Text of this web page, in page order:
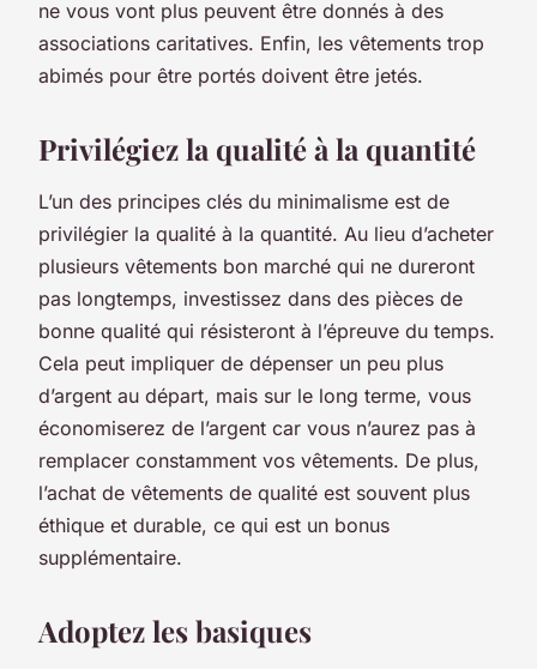
ne vous vont plus peuvent être donnés à des
associations caritatives. Enfin, les vêtements trop
abimés pour être portés doivent être jetés.
Privilégiez la qualité à la quantité
L’un des principes clés du minimalisme est de
privilégier la qualité à la quantité. Au lieu d’acheter
plusieurs vêtements bon marché qui ne dureront
pas longtemps, investissez dans des pièces de
bonne qualité qui résisteront à l’épreuve du temps.
Cela peut impliquer de dépenser un peu plus
d’argent au départ, mais sur le long terme, vous
économiserez de l’argent car vous n’aurez pas à
remplacer constamment vos vêtements. De plus,
l’achat de vêtements de qualité est souvent plus
éthique et durable, ce qui est un bonus
supplémentaire.
Adoptez les basiques